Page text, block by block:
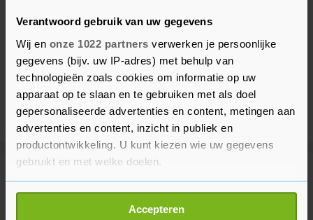
Verantwoord gebruik van uw gegevens
Wij en onze 1022 partners verwerken je persoonlijke
gegevens (bijv. uw IP-adres) met behulp van
technologieën zoals cookies om informatie op uw
apparaat op te slaan en te gebruiken met als doel
gepersonaliseerde advertenties en content, metingen aan
advertenties en content, inzicht in publiek en
productontwikkeling. U kunt kiezen wie uw gegevens
gebruikt en met welke doelen.
Als u het toestaat, willen we ook graag:
Informatie verzamelen over uw geografische
Accepteren
Meer uit Voetbal